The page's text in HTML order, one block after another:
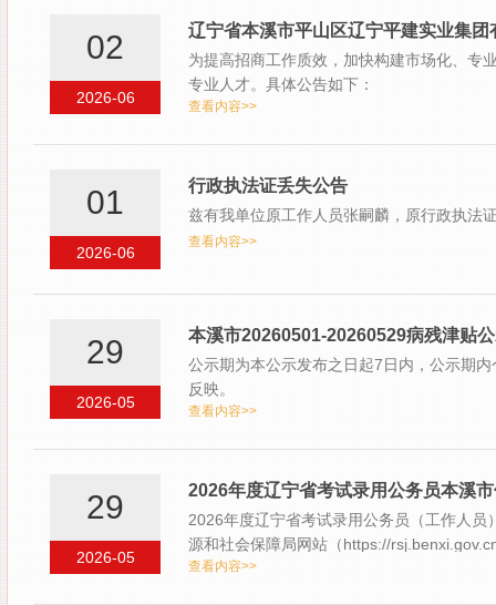
2026-06
02 辽宁省本溪市平山区辽宁平建实业集
为提高招商工作质效，加快构建市场化、专
专业人才。具体公告如下：
查看内容>>
2026-06
01 行政执法证丢失公告
兹有我单位原工作人员张嗣麟，原行政执法
查看内容>>
2026-05
29 本溪市20260501-20260529病残津贴
公示期为本公示发布之日起7日内，公示期
反映。
查看内容>>
2026-05
29 2026年度辽宁省考试录用公务员本溪
2026年度辽宁省考试录用公务员（工作人员
源和社会保障局网站（https://
查看内容>>